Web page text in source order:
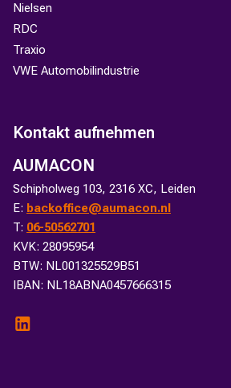
Nielsen
RDC
Traxio
VWE Automobilindustrie
Kontakt aufnehmen
AUMACON
Schipholweg 103, 2316 XC, Leiden
E: backoffice@aumacon.nl
T: 06-50562701
KVK: 28095954
BTW: NL001325529B51
IBAN: NL18ABNA0457666315